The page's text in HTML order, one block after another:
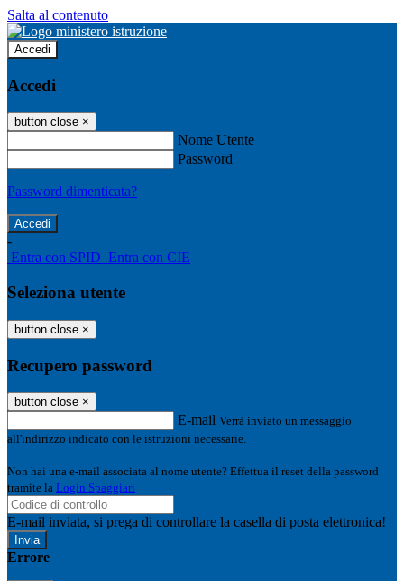
Salta al contenuto
Accedi
Accedi
button close ×
Nome Utente
Password
Password dimenticata?
-
Entra con SPID Entra con CIE
Seleziona utente
button close ×
Recupero password
button close ×
E-mail Verrà inviato un messaggio
all'indirizzo indicato con le istruzioni necessarie.
Non hai una e-mail associata al nome utente? Effettua il reset della password
tramite la Login Spaggiari
E-mail inviata, si prega di controllare la casella di posta elettronica!
Errore